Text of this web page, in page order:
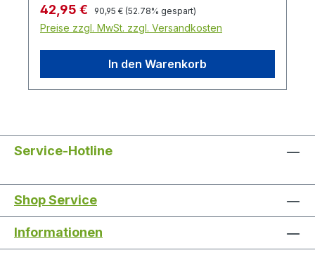
Verkaufspreis:
42,95 € Regulärer Preis:
90,95 € (52.78% gespart)
Preise zzgl. MwSt. zzgl. Versandkosten
In den Warenkorb
Service-Hotline
Shop Service
Informationen